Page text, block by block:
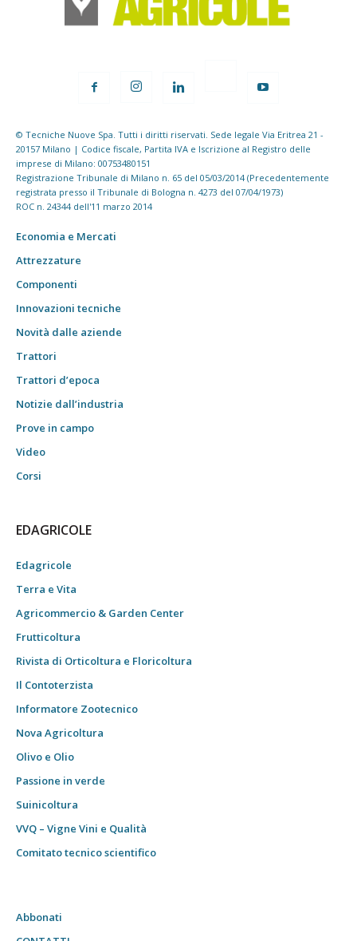
© Tecniche Nuove Spa. Tutti i diritti riservati. Sede legale Via Eritrea 21 -
20157 Milano | Codice fiscale, Partita IVA e Iscrizione al Registro delle
imprese di Milano: 00753480151
Registrazione Tribunale di Milano n. 65 del 05/03/2014 (Precedentemente
registrata presso il Tribunale di Bologna n. 4273 del 07/04/1973)
ROC n. 24344 dell'11 marzo 2014
Economia e Mercati
Attrezzature
Componenti
Innovazioni tecniche
Novità dalle aziende
Trattori
Trattori d’epoca
Notizie dall’industria
Prove in campo
Video
Corsi
EDAGRICOLE
Edagricole
Terra e Vita
Agricommercio & Garden Center
Frutticoltura
Rivista di Orticoltura e Floricoltura
Il Contoterzista
Informatore Zootecnico
Nova Agricoltura
Olivo e Olio
Passione in verde
Suinicoltura
VVQ – Vigne Vini e Qualità
Comitato tecnico scientifico
Abbonati